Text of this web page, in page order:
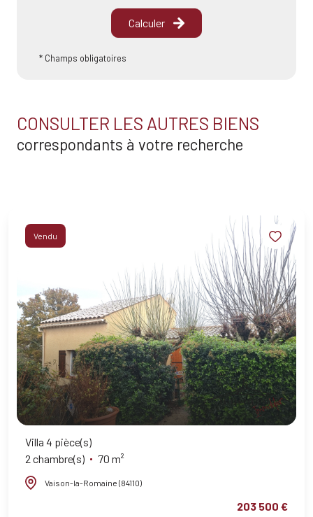
Calculer
* Champs obligatoires
CONSULTER LES AUTRES BIENS
correspondants à votre recherche
Vendu
Villa 4 pièce(s)
2 chambre(s)
70 m²
Vaison-la-Romaine (84110)
203 500 €